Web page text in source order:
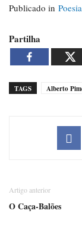
Publicado in
Partilha
TAGS Alberto
Artigo anterior
O Caça-Balões